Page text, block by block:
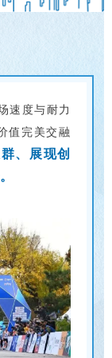
速度与耐力
值完美交融
、展现创